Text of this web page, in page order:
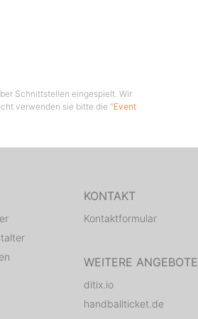
Schnittstellen eingespielt. Wir
verwenden sie bitte die "Event
KONTAKT
Kontaktformular
WEITERE ANGEBOTE
ditix.io
handballticket.de